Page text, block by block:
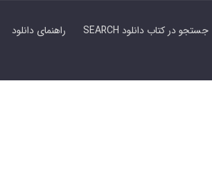
راهنمای دانلود SEARCH جستجو در کتاب دانلود